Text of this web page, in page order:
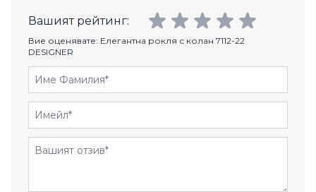
Вашият рейтинг:
Вие оценявате: Елегантна рокля с колан 7112-22
DESIGNER
Име Фамилия
Имейл
Отзиви